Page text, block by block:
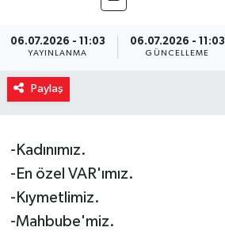
06.07.2026 - 11:03
YAYINLANMA
06.07.2026 - 11:03
GÜNCELLEME
Paylaş
-Kadınımız.
-En özel VAR'ımız.
-Kıymetlimiz.
-Mahbube'miz.
Resmi İlanlar
Sağlık
Spor
Yaşam